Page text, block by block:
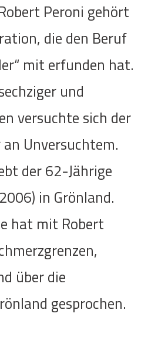
Peroni gehört
die den Beruf
mit erfunden hat.
und
versuchte sich der
Unversuchtem.
der 62-Jährige
in Grönland.
hat mit Robert
über die
gesprochen.